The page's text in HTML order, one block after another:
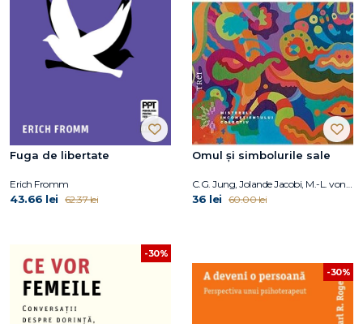
Fuga de libertate
Erich Fromm
43.66 lei 62.37 lei
Omul și simbolurile sale
C.G. Jung, Jolande Jacobi, M.-L. von Franz, Joseph L. Henderson, Aniela Jaffé
36 lei 60.00 lei
-30%
-30%